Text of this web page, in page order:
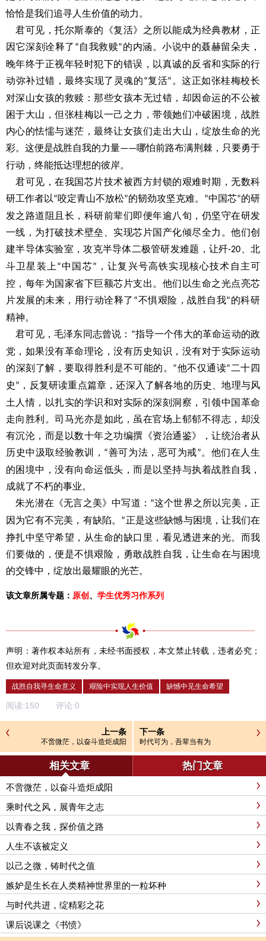
恰恰是我们追寻人生价值的动力。
君可见，托尔斯泰的《复活》之所以能成为经典教材，正
因它深刻诠释了 “自我救赎”的内涵。小说中的聂赫留朵夫，
晚年终于正视年轻时犯下的错误，以真诚的反省和实际的行
动弥补过错，最终实现了灵魂的“复活” 。这正如张桂梅校长
对深山女孩的救赎：那些女孩本无过错，却因命运的不公被
困于大山，但张桂梅以一己之力，带领她们冲破困境，战胜
内心的怯懦与迷茫，最终让女孩们走出大山，绽放生命的光
彩。这便是战胜自我的力量——哪怕前路布满荆棘，只要勇于
行动，终能抵达理想的彼岸。
君可见，在我国芯片技术被西方封锁的艰难时期，无数科
研工作者以“咬定青山不放松”的韧劲攻坚克难。 “中国芯”的研
发之路道阻且长，科研前辈们即便年逾八旬，仍坚守在研发
一线，为打破技术壁垒、实现芯片国产化倾尽全力。他们创
建半导体实验室，攻克半导体二极管研发难题，让歼-20 、北
斗卫星装上 “中国芯” ，让复兴号高铁实现核心技术自主可
控，每年为国家省下巨额芯片支出。他们以生命之光点亮芯
片发展的未来，用行动诠释了 “不惧艰险，战胜自我”的科研
精神。
君可见，毛泽东同志曾说： “指导一个伟大的革命运动的政
党，如果没有革命理论，没有历史知识，没有对于实际运动
的深刻了解，要取得胜利是不可能的。 ”他不仅通读“ 二十四
史” ，反复研读重点篇章，还深入了解各地的历史、地理与风
土人情，以扎实的学识和对实际的深刻洞察，引领中国革命
走向胜利。司马光亦是如此，虽在官场上郁郁不得志，却没
有沉沦，而是以数十年之功编撰《资治通鉴》，让统治者从
历史中汲取经验教训， “善可为法，恶可为戒”。他们在人生
的困境中，没有向命运低头，而是以坚持与执着战胜自我，
成就了不朽的事业。
朱光潜在《无言之美》中写道： “这个世界之所以完美，正
因为它有不完美，有缺陷。 ”正是这些缺憾与困境，让我们在
挣扎中坚守希望，从生命的缺口里，看见透进来的光。而我
们要做的，便是不惧艰险，勇敢战胜自我，让生命在与困境
的交锋中，绽放出最耀眼的光芒。
该文章所属专题： 原创 、 学生优秀习作系列
声明：著作权本站所有，未经书面授权，本文禁止转载，违者必究；
但欢迎对此页面转发分享。
战胜自我寻生命意义 艰险中实现人生价值 缺憾中见生命希望
阅读:150 评论:0
上一条
不啻微茫，以奋斗造炬成阳
下一条
时代可为，吾辈当有为
相关文章 热门文章
不啻微茫，以奋斗造炬成阳
乘时代之风，展青年之志
以青春之我，探价值之路
人生不该被定义
以己之微，铸时代之值
嫉妒是生长在人类精神世界里的一粒坏种
与时代共进，绽精彩之花
课后说课之《书愤》